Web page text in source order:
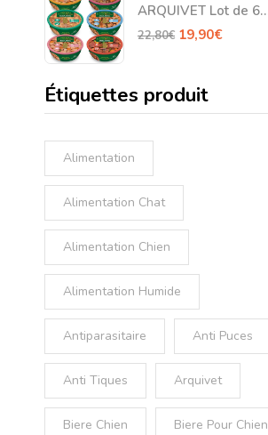
ARQUIVET Lot de 6
ragoûts FreshHome
22,80€ 19,90€
Étiquettes produit
Alimentation
Alimentation Chat
Alimentation Chien
Alimentation Humide
Antiparasitaire Anti Puces
Anti Tiques Arquivet
Biere Chien Biere Pour Chien